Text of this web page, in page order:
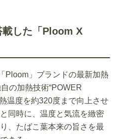
した「Ploom X
Ploom」ブランドの最新加熱
の加熱技術“POWER
温度を約320度まで向上させ
同時に、温度と気流を緻密
、たばこ葉本来の旨さを最